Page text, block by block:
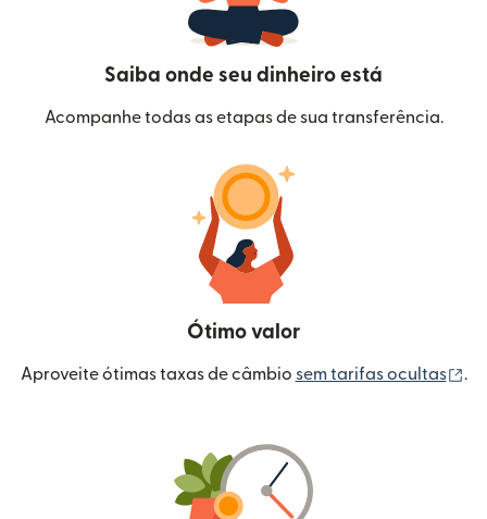
Saiba onde seu dinheiro está
Acompanhe todas as etapas de sua transferência.
Ótimo valor
Aproveite ótimas taxas de câmbio sem tarifas ocultas .